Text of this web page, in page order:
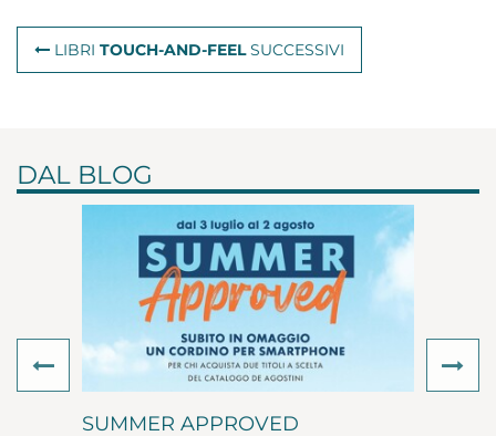
LIBRI TOUCH-AND-FEELSUCCESSIVI
DAL BLOG
SUMMER APPROVED
Previous